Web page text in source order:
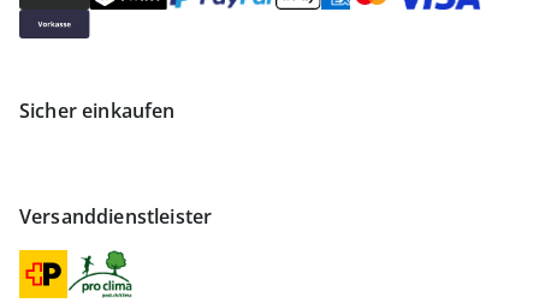
Sicher einkaufen
Versanddienstleister